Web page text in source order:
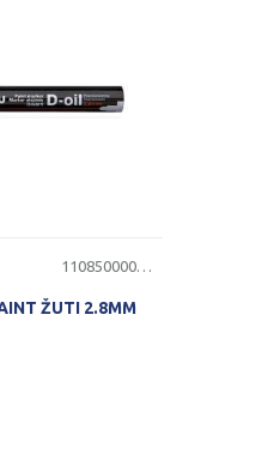
1108500000076
ŽUTI 2.8MM